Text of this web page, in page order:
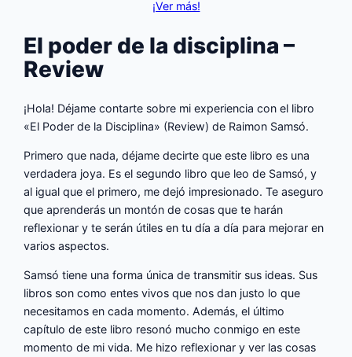
¡Ver más!
El poder de la disciplina –
Review
¡Hola! Déjame contarte sobre mi experiencia con el libro
«El Poder de la Disciplina» (Review) de Raimon Samsó.
Primero que nada, déjame decirte que este libro es una
verdadera joya. Es el segundo libro que leo de Samsó, y
al igual que el primero, me dejó impresionado. Te aseguro
que aprenderás un montón de cosas que te harán
reflexionar y te serán útiles en tu día a día para mejorar en
varios aspectos.
Samsó tiene una forma única de transmitir sus ideas. Sus
libros son como entes vivos que nos dan justo lo que
necesitamos en cada momento. Además, el último
capítulo de este libro resonó mucho conmigo en este
momento de mi vida. Me hizo reflexionar y ver las cosas